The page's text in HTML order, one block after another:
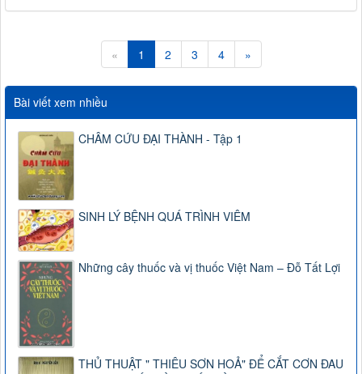
« 1 2 3 4 »
Bài viết xem nhiều
CHÂM CỨU ĐẠI THÀNH - Tập 1
SINH LÝ BỆNH QUÁ TRÌNH VIÊM
Những cây thuốc và vị thuốc Việt Nam – Đỗ Tất Lợi
THỦ THUẬT " THIÊU SƠN HOẢ" ĐỂ CẮT CƠN ĐAU